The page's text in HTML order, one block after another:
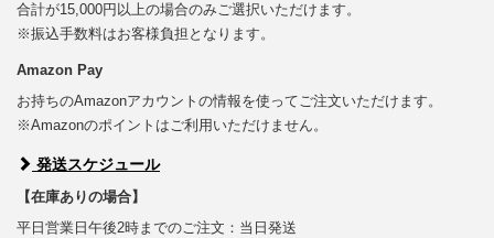
合計が15,000円以上の場合のみご選択いただけます。
※振込手数料はお客様負担となります。
Amazon Pay
お持ちのAmazonアカウントの情報を使ってご注文いただけます。
※Amazonのポイントはご利用いただけません。
発送スケジュール
【在庫ありの場合】
平日営業日午後2時までのご注文：当日発送